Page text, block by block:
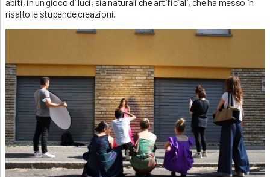
risalto le stupende creazioni.